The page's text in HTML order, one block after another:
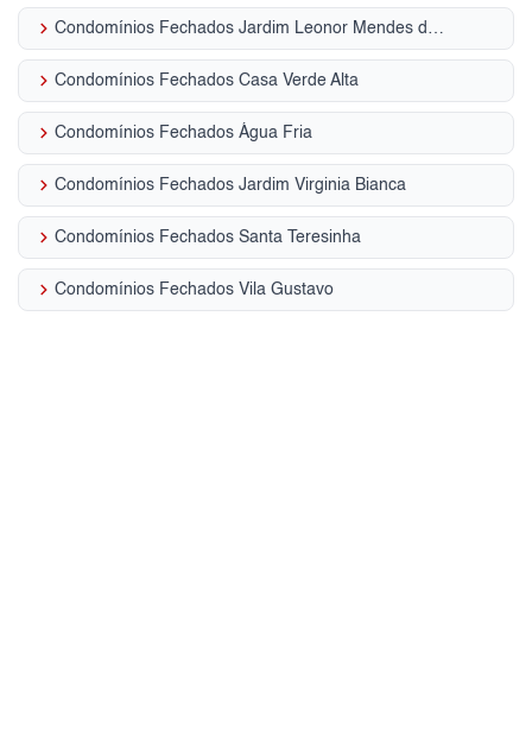
keyboard_arrow_right Condomínios Fechados Jardim Leonor Mendes de Barros
keyboard_arrow_right Condomínios Fechados Casa Verde Alta
keyboard_arrow_right Condomínios Fechados Água Fria
keyboard_arrow_right Condomínios Fechados Jardim Virginia Bianca
keyboard_arrow_right Condomínios Fechados Santa Teresinha
keyboard_arrow_right Condomínios Fechados Vila Gustavo